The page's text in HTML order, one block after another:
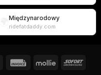
Międzynarodowy
ridefatdaddy.com